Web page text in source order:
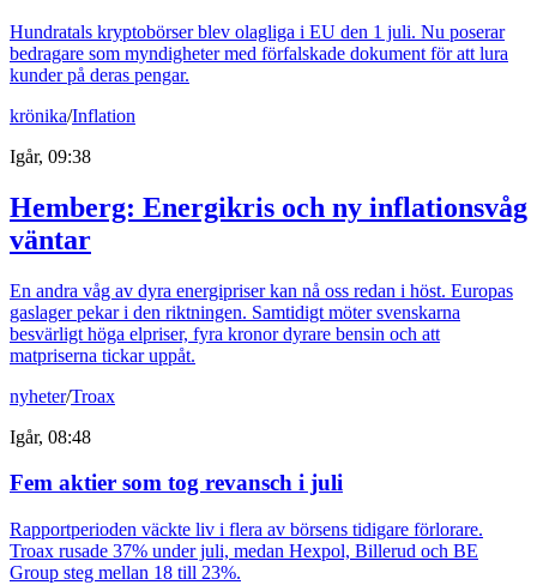
Hundratals kryptobörser blev olagliga i EU den 1 juli. Nu poserar
bedragare som myndigheter med förfalskade dokument för att lura
kunder på deras pengar.
krönika/Inflation
Igår, 09:38
Hemberg: Energikris och ny inflationsvåg
väntar
En andra våg av dyra energipriser kan nå oss redan i höst. Europas
gaslager pekar i den riktningen. Samtidigt möter svenskarna
besvärligt höga elpriser, fyra kronor dyrare bensin och att
matpriserna tickar uppåt.
nyheter/Troax
Igår, 08:48
Fem aktier som tog revansch i juli
Rapportperioden väckte liv i flera av börsens tidigare förlorare.
Troax rusade 37% under juli, medan Hexpol, Billerud och BE
Group steg mellan 18 till 23%.